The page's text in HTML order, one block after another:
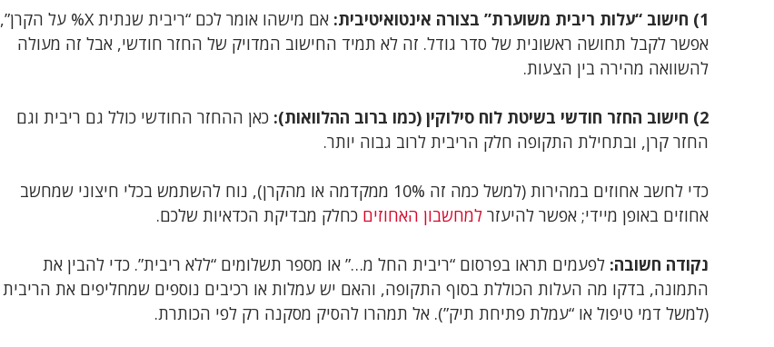
1) חישוב “עלות ריבית משוערת” בצורה אינטואיטיבית:
אם מישהו אומר לכם “ריבית שנתית X% על הקרן”,
אפשר לקבל תחושה ראשונית של סדר גודל. זה לא תמיד החישוב המדויק של החזר חודשי, אבל זה מעולה
להשוואה מהירה בין הצעות.
2) חישוב החזר חודשי בשיטת לוח סילוקין (כמו ברוב ההלוואות):
כאן ההחזר החודשי כולל גם ריבית וגם
החזר קרן, ובתחילת התקופה חלק הריבית לרוב גבוה יותר.
כדי לחשב אחוזים במהירות (למשל כמה זה 10% ממקדמה או מהקרן), נוח להשתמש בכלי חיצוני שמחשב
אחוזים באופן מיידי; אפשר להיעזר למחשבון האחוזים כחלק מבדיקת הכדאיות שלכם.
נקודה חשובה: לפעמים תראו בפרסום “ריבית החל מ…” או מספר תשלומים “ללא ריבית”. כדי להבין את
התמונה, בדקו מה העלות הכוללת בסוף התקופה, והאם יש עמלות או רכיבים נוספים שמחליפים את הריבית
(למשל דמי טיפול או “עמלת פתיחת תיק”). אל תמהרו להסיק מסקנה רק לפי הכותרת.